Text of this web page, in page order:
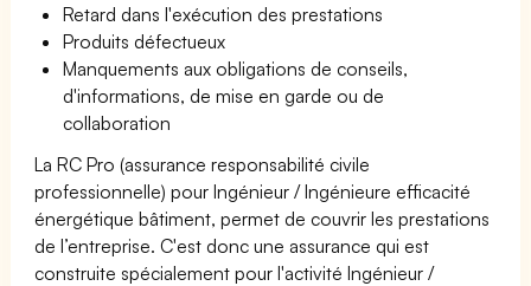
Retard dans l'exécution des prestations
Produits défectueux
Manquements aux obligations de conseils,
d'informations, de mise en garde ou de
collaboration
La RC Pro (assurance responsabilité civile
professionnelle) pour Ingénieur / Ingénieure efficacité
énergétique bâtiment, permet de couvrir les prestations
de l’entreprise. C'est donc une assurance qui est
construite spécialement pour l'activité Ingénieur /